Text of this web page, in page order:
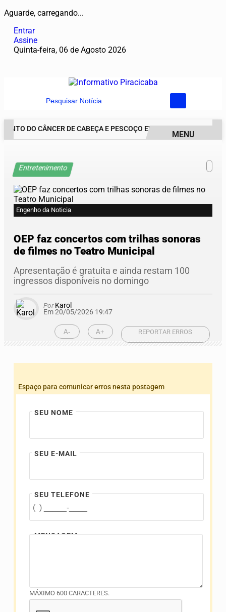
Aguarde, carregando...
Entrar
Assine
Quinta-feira, 06 de Agosto 2026
Pesquisar Notícia
DO CÂNCER DE CABEÇA E PESCOÇO EVOLUI E AMPLIA
MENU
Entretenimento
Engenho da Noticia
OEP faz concertos com trilhas sonoras
de filmes no Teatro Municipal
Apresentação é gratuita e ainda restam 100
ingressos disponíveis no domingo
PorKarol
Em 20/05/2026 19:47
A- A+ REPORTAR ERROS
Espaço para comunicar erros nesta postagem
SEU NOME
SEU E-MAIL
SEU TELEFONE
MENSAGEM
MÁXIMO 600 CARACTERES.